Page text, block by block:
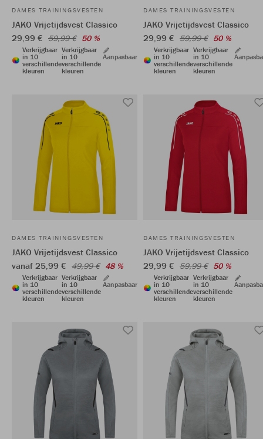
DAMES TRAININGSVESTEN
JAKO Vrijetijdsvest Classico
29,99 € 59,99 € 50 %
Verkrijgbaar
in 10
verschillende
kleuren
Verkrijgbaar
in 10
verschillende
kleuren
Aanpasbaar
DAMES TRAININGSVESTEN
JAKO Vrijetijdsvest Classico
29,99 € 59,99 € 50 %
Verkrijgbaar
in 10
verschillende
kleuren
Verkrijgbaar
in 10
verschillende
kleuren
DAMES TRAININGSVESTEN
JAKO Vrijetijdsvest Classico
vanaf 25,99 € 49,99 € 48 %
Verkrijgbaar
in 10
verschillende
kleuren
Verkrijgbaar
in 10
verschillende
kleuren
Aanpasbaar
DAMES TRAININGSVESTEN
JAKO Vrijetijdsvest Classico
29,99 € 59,99 € 50 %
Verkrijgbaar
in 10
verschillende
kleuren
Verkrijgbaar
in 10
verschillende
kleuren